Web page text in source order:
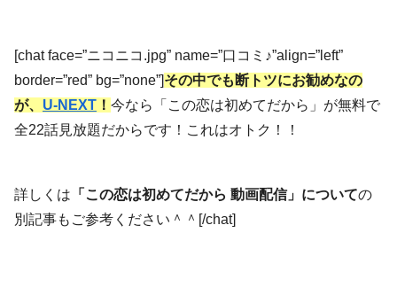
[chat face=”ニコニコ.jpg” name=”口コミ♪”align=”left”
border=”red” bg=”none”]その中でも断トツにお勧めなの
が、 U-NEXT ！ 今なら「この恋は初めてだから」が無料で
全22話見放題だからです！これはオトク！！
詳しくは 「この恋は初めてだから 動画配信」についての
別記事もご参考ください＾＾[/chat]